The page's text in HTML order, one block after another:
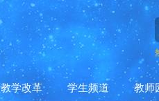
教学改革 学生频道 教师